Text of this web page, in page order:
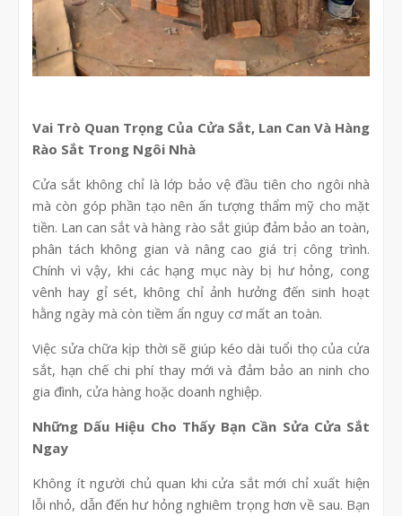
Vai Trò Quan Trọng Của Cửa Sắt, Lan Can Và Hàng
Rào Sắt Trong Ngôi Nhà
Cửa sắt không chỉ là lớp bảo vệ đầu tiên cho ngôi nhà
mà còn góp phần tạo nên ấn tượng thẩm mỹ cho mặt
tiền. Lan can sắt và hàng rào sắt giúp đảm bảo an toàn,
phân tách không gian và nâng cao giá trị công trình.
Chính vì vậy, khi các hạng mục này bị hư hỏng, cong
vênh hay gỉ sét, không chỉ ảnh hưởng đến sinh hoạt
hằng ngày mà còn tiềm ẩn nguy cơ mất an toàn.
Việc sửa chữa kịp thời sẽ giúp kéo dài tuổi thọ của cửa
sắt, hạn chế chi phí thay mới và đảm bảo an ninh cho
gia đình, cửa hàng hoặc doanh nghiệp.
Những Dấu Hiệu Cho Thấy Bạn Cần Sửa Cửa Sắt
Ngay
Không ít người chủ quan khi cửa sắt mới chỉ xuất hiện
lỗi nhỏ, dẫn đến hư hỏng nghiêm trọng hơn về sau. Bạn